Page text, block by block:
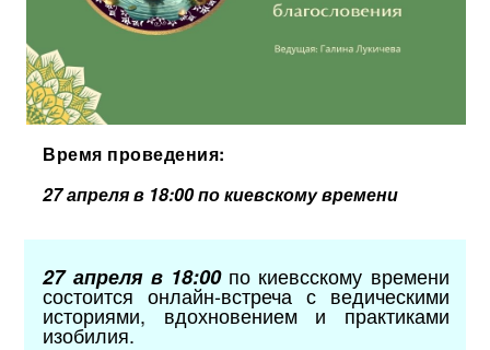
Время проведения:
27 апреля в 18:00 по киевскому времени
27 апреля в 18:00 по киевсскому времени
состоится онлайн-встреча с ведическими
историями, вдохновением и практиками
изобилия.